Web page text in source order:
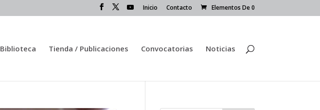
Inicio Contacto Elementos De 0
Biblioteca Tienda / Publicaciones Convocatorias Noticias